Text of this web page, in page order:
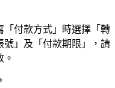
「付款方式」時選擇「轉
號」及「付款期限」，請